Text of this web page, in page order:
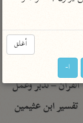
تفسير السعدي
أيسر التفاسير
القرآن – تدبر وعمل
تفسير ابن عثيمين
أغلق
ا-